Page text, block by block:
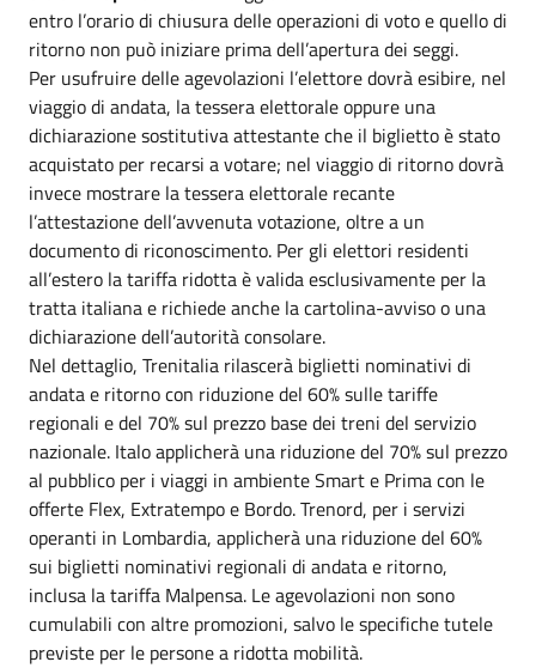
entro l’orario di chiusura delle operazioni di voto e quello di
ritorno non può iniziare prima dell’apertura dei seggi.
Per usufruire delle agevolazioni l’elettore dovrà esibire, nel
viaggio di andata, la tessera elettorale oppure una
dichiarazione sostitutiva attestante che il biglietto è stato
acquistato per recarsi a votare; nel viaggio di ritorno dovrà
invece mostrare la tessera elettorale recante
l’attestazione dell’avvenuta votazione, oltre a un
documento di riconoscimento. Per gli elettori residenti
all’estero la tariffa ridotta è valida esclusivamente per la
tratta italiana e richiede anche la cartolina-avviso o una
dichiarazione dell’autorità consolare.
Nel dettaglio, Trenitalia rilascerà biglietti nominativi di
andata e ritorno con riduzione del 60% sulle tariffe
regionali e del 70% sul prezzo base dei treni del servizio
nazionale. Italo applicherà una riduzione del 70% sul prezzo
al pubblico per i viaggi in ambiente Smart e Prima con le
offerte Flex, Extratempo e Bordo. Trenord, per i servizi
operanti in Lombardia, applicherà una riduzione del 60%
sui biglietti nominativi regionali di andata e ritorno,
inclusa la tariffa Malpensa. Le agevolazioni non sono
cumulabili con altre promozioni, salvo le specifiche tutele
previste per le persone a ridotta mobilità.